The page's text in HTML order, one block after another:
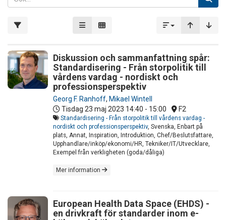
Diskussion och sammanfattning spår:
Standardisering - Från storpolitik till
vårdens vardag - nordiskt och
professionsperspektiv
Georg F. Ranhoff, Mikael Wintell
Tisdag 23 maj 2023 14:40 - 15:00 F2
Standardisering - Från storpolitik till vårdens vardag -
nordiskt och professionsperspektiv, Svenska, Enbart på
plats, Annat, Inspiration, Introduktion, Chef/Beslutsfattare,
Upphandlare/inköp/ekonomi/HR, Tekniker/IT/Utvecklare,
Exempel från verkligheten (goda/dåliga)
Mer information
European Health Data Space (EHDS) -
en drivkraft för standarder inom e-